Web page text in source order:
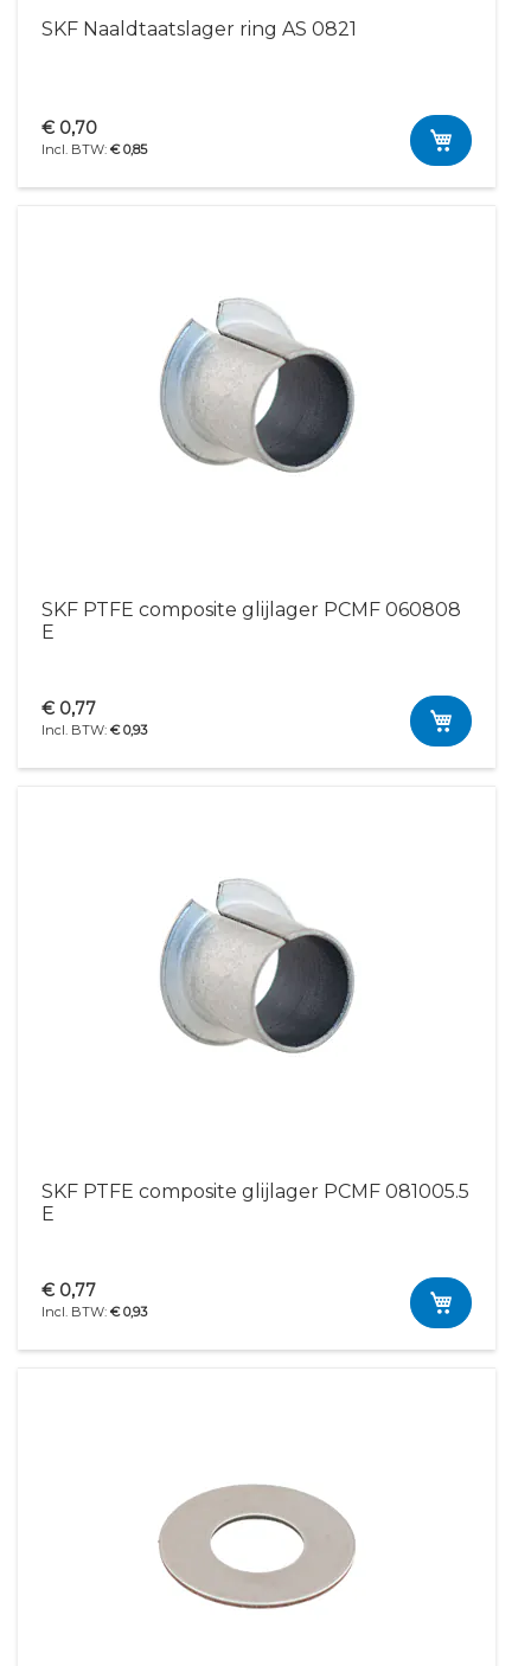
SKF Naaldtaatslager ring AS 0821
€ 0,85
€ 0,70
SKF PTFE composite glijlager PCMF 060808
E
€ 0,93
€ 0,77
SKF PTFE composite glijlager PCMF 081005.5
E
€ 0,93
€ 0,77